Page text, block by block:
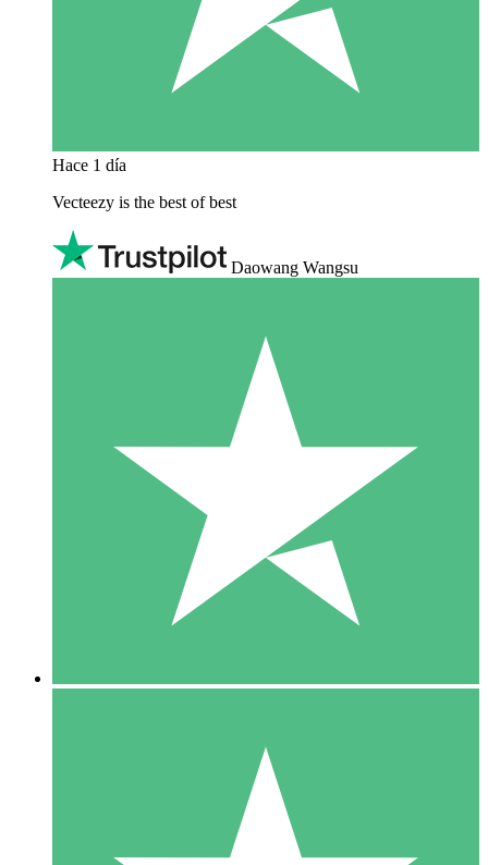
Hace 1 día
Vecteezy is the best of best
Daowang Wangsu